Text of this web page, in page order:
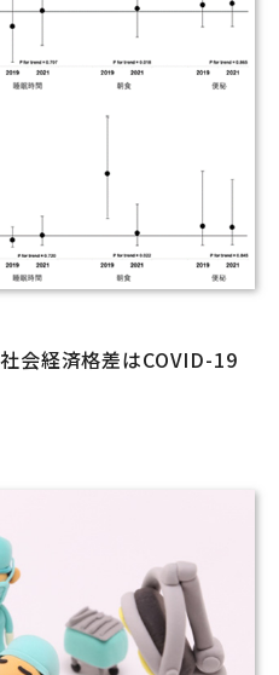
会経済格差はCOVID-19